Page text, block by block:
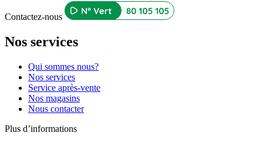
Contactez-nous
Nos services
Qui sommes nous?
Nos services
Service après-vente
Nos magasins
Nous contacter
Plus d’informations